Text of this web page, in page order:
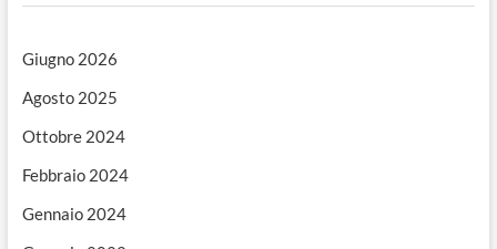
Giugno 2026
Agosto 2025
Ottobre 2024
Febbraio 2024
Gennaio 2024